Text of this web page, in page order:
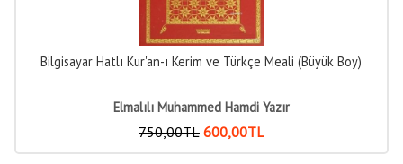
Bilgisayar Hatlı Kur'an-ı Kerim ve Türkçe Meali (Büyük Boy)
Elmalılı Muhammed Hamdi Yazır
750,00TL 600,00TL